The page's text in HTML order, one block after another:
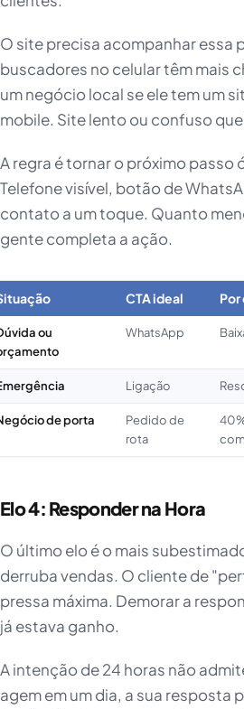
O site precisa acompanhar essa
buscadores no celular têm mais
um negócio local se ele tem um
mobile. Site lento ou confuso
A regra é tornar o próximo passo
Telefone visível, botão de
contato a um toque. Quanto
gente completa a ação.
CTA ideal Por
ou
WhatsApp
Ligação
de porta
Pedido de
rota
Elo 4: Responder na Hora
O último elo é o mais
derruba vendas. O cliente de
pressa máxima. Demorar a
já estava ganho.
A intenção de 24 horas não
agem em um dia, a sua resposta